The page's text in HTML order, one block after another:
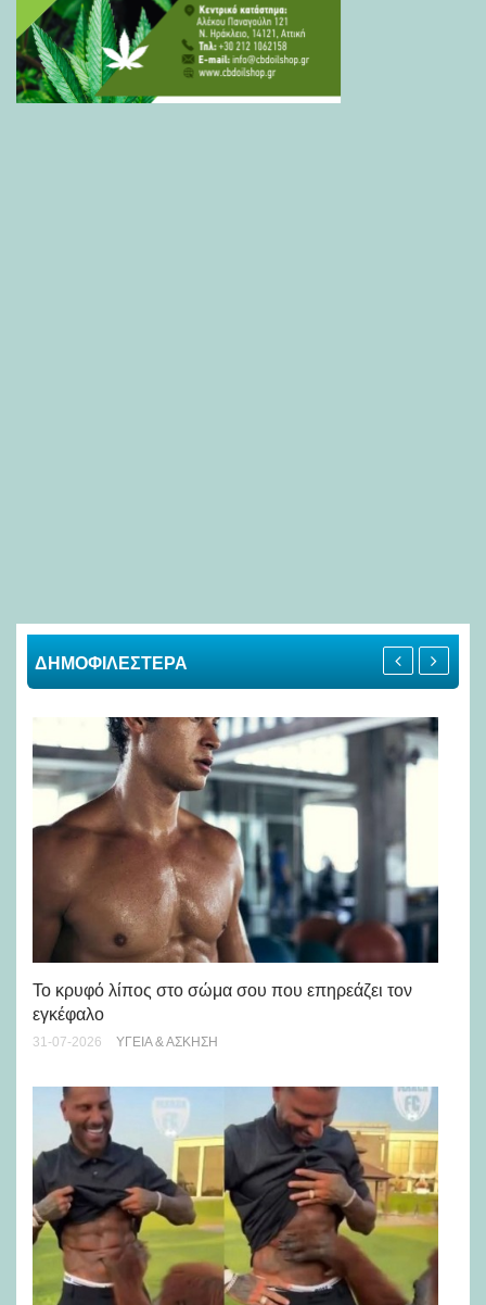
ΔΗΜΟΦΙΛΕΣΤΕΡΑ
Το κρυφό λίπος στο σώμα σου που επηρεάζει τον
εγκέφαλο
31-07-2026 ΥΓΕΊΑ & ΆΣΚΗΣΗ